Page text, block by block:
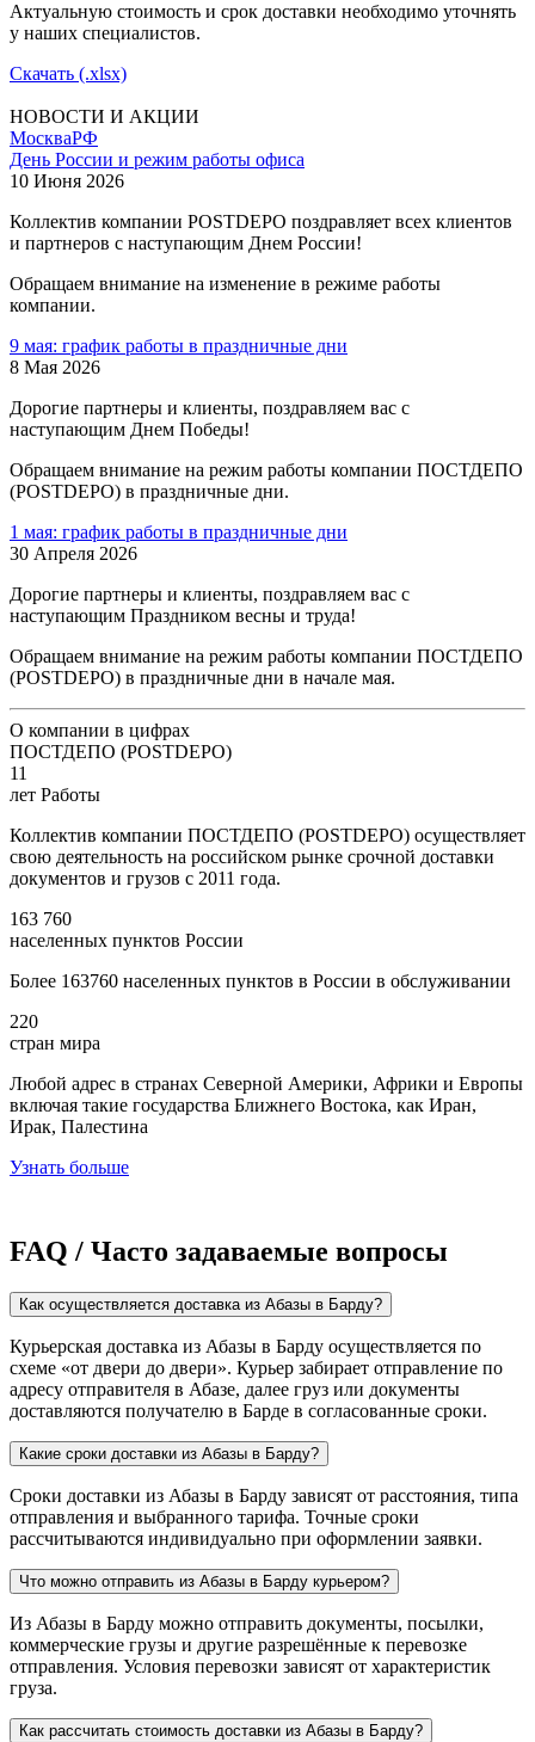
Актуальную стоимость и срок доставки необходимо уточнять
у наших специалистов.
Скачать (.xlsx)
НОВОСТИ И АКЦИИ
МоскваРФ
День России и режим работы офиса
10 Июня 2026
Коллектив компании POSTDEPO поздравляет всех клиентов
и партнеров с наступающим Днем России!
Обращаем внимание на изменение в режиме работы
компании.
9 мая: график работы в праздничные дни
8 Мая 2026
Дорогие партнеры и клиенты, поздравляем вас с
наступающим Днем Победы!
Обращаем внимание на режим работы компании ПОСТДЕПО
(POSTDEPO) в праздничные дни.
1 мая: график работы в праздничные дни
30 Апреля 2026
Дорогие партнеры и клиенты, поздравляем вас с
наступающим Праздником весны и труда!
Обращаем внимание на режим работы компании ПОСТДЕПО
(POSTDEPO) в праздничные дни в начале мая.
О компании в цифрах
ПОСТДЕПО (POSTDEPO)
11
лет Работы
Коллектив компании ПОСТДЕПО (POSTDEPO) осуществляет
свою деятельность на российском рынке срочной доставки
документов и грузов с 2011 года.
163 760
населенных пунктов России
Более 163760 населенных пунктов в России в обслуживании
220
стран мира
Любой адрес в странах Северной Америки, Африки и Европы
включая такие государства Ближнего Востока, как Иран,
Ирак, Палестина
Узнать больше
FAQ / Часто задаваемые вопросы
Как осуществляется доставка из Абазы в Барду?
Курьерская доставка из Абазы в Барду осуществляется по
схеме «от двери до двери». Курьер забирает отправление по
адресу отправителя в Абазе, далее груз или документы
доставляются получателю в Барде в согласованные сроки.
Какие сроки доставки из Абазы в Барду?
Сроки доставки из Абазы в Барду зависят от расстояния, типа
отправления и выбранного тарифа. Точные сроки
рассчитываются индивидуально при оформлении заявки.
Что можно отправить из Абазы в Барду курьером?
Из Абазы в Барду можно отправить документы, посылки,
коммерческие грузы и другие разрешённые к перевозке
отправления. Условия перевозки зависят от характеристик
груза.
Как рассчитать стоимость доставки из Абазы в Барду?